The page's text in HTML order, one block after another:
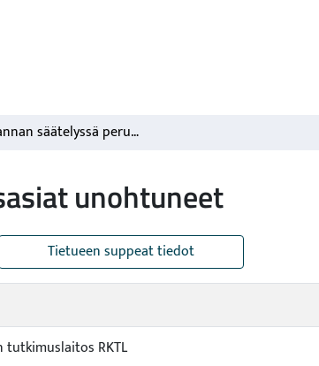
Hirvikannan säätelyssä perusasiat unohtuneet
unohtuneet
Tietueen suppeat tiedot
tutkimuslaitos RKTL